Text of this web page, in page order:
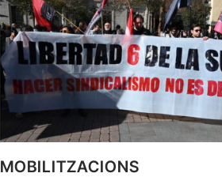
MOBILITZACIONS